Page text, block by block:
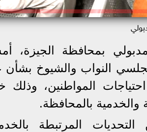
بمحافظة الجيزة،
النواب والشيوخ بشأن
المواطنين، وذلك
بالمحافظة.
المرتبطة